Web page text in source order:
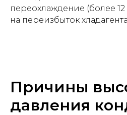
переохлаждение (более 12
на переизбыток
Причины
давления